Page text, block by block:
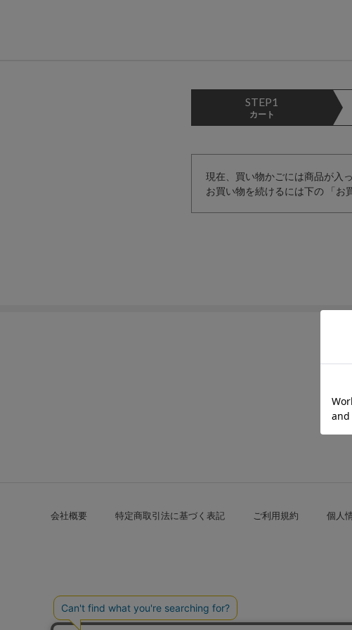
STEP1
カート
現在、買い物かごには商品が入
お買い物を続けるには下の 「お
会社概要 特定商取引法に基づく表記 ご利用規約 個人